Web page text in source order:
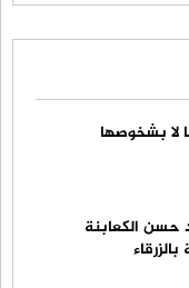
لا بشخوصها
حسن الكعابنة